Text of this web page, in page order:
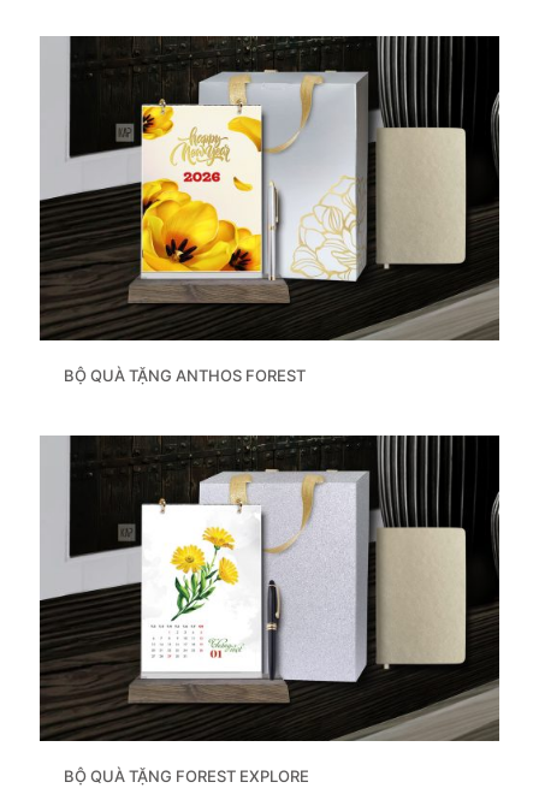
BỘ QUÀ TẶNG ANTHOS FOREST
BỘ QUÀ TẶNG FOREST EXPLORE